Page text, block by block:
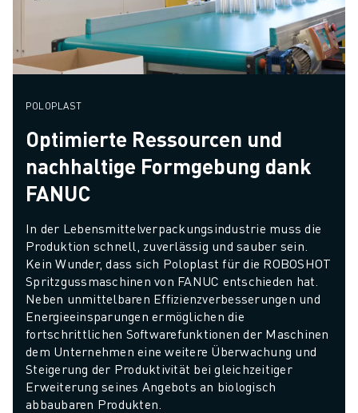
POLOPLAST
Optimierte Ressourcen und
nachhaltige Formgebung dank
FANUC
In der Lebensmittelverpackungsindustrie muss die
Produktion schnell, zuverlässig und sauber sein.
Kein Wunder, dass sich Poloplast für die ROBOSHOT
Spritzgussmaschinen von FANUC entschieden hat.
Neben unmittelbaren Effizienzverbesserungen und
Energieeinsparungen ermöglichen die
fortschrittlichen Softwarefunktionen der Maschinen
dem Unternehmen eine weitere Überwachung und
Steigerung der Produktivität bei gleichzeitiger
Erweiterung seines Angebots an biologisch
abbaubaren Produkten.